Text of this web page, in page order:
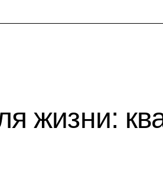
жизни: